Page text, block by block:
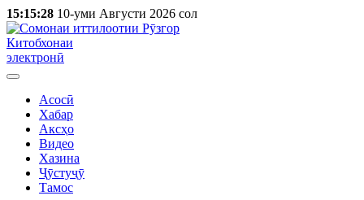
15:15:28 10-уми Августи 2026 сол
Китобхонаи
электронӣ
Асосӣ
Хабар
Аксҳо
Видео
Хазина
Ҷӯстуҷӯ
Тамос